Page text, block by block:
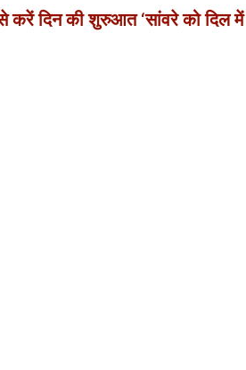
दिन की शुरुआत ‘सांवरे को दिल में